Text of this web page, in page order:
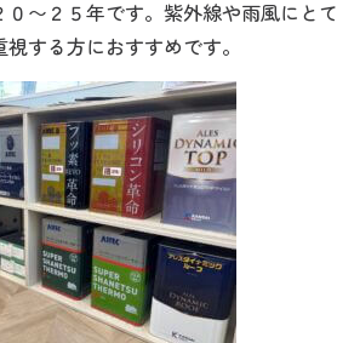
０〜２５年です。紫外線や雨風にと
する方におすすめです。